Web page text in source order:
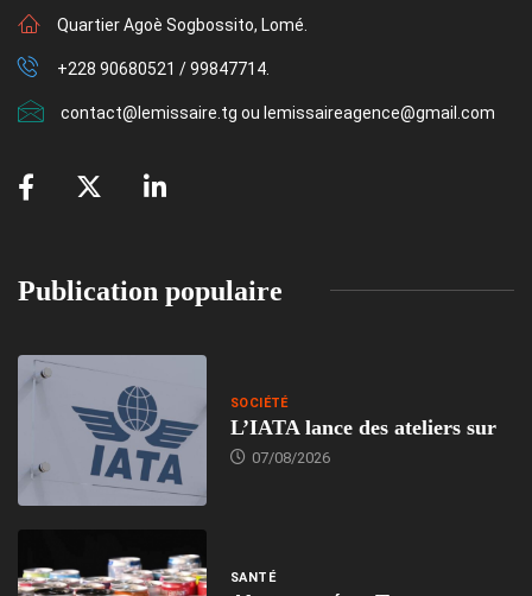
Quartier Agoè Sogbossito, Lomé.
+228 90680521 / 99847714.
contact@lemissaire.tg ou lemissaireagence@gmail.com
Publication populaire
SOCIÉTÉ
L’IATA lance des ateliers sur
07/08/2026
SANTÉ